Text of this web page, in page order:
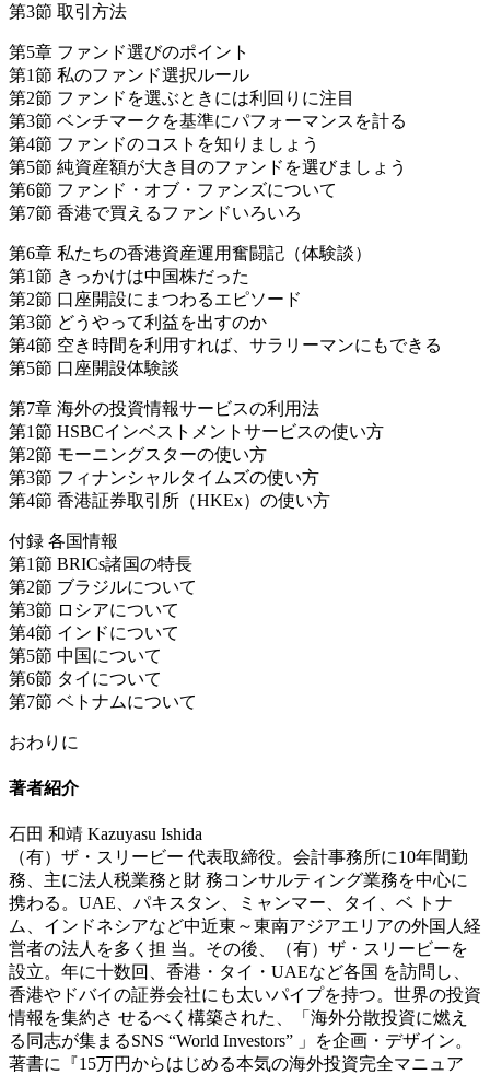
第3節 取引方法
第5章 ファンド選びのポイント
第1節 私のファンド選択ルール
第2節 ファンドを選ぶときには利回りに注目
第3節 ベンチマークを基準にパフォーマンスを計る
第4節 ファンドのコストを知りましょう
第5節 純資産額が大き目のファンドを選びましょう
第6節 ファンド・オブ・ファンズについて
第7節 香港で買えるファンドいろいろ
第6章 私たちの香港資産運用奮闘記（体験談）
第1節 きっかけは中国株だった
第2節 口座開設にまつわるエピソード
第3節 どうやって利益を出すのか
第4節 空き時間を利用すれば、サラリーマンにもできる
第5節 口座開設体験談
第7章 海外の投資情報サービスの利用法
第1節 HSBCインベストメントサービスの使い方
第2節 モーニングスターの使い方
第3節 フィナンシャルタイムズの使い方
第4節 香港証券取引所（HKEx）の使い方
付録 各国情報
第1節 BRICs諸国の特長
第2節 ブラジルについて
第3節 ロシアについて
第4節 インドについて
第5節 中国について
第6節 タイについて
第7節 ベトナムについて
おわりに
著者紹介
石田 和靖 Kazuyasu Ishida
（有）ザ・スリービー 代表取締役。会計事務所に10年間勤
務、主に法人税業務と財 務コンサルティング業務を中心に
携わる。UAE、パキスタン、ミャンマー、タイ、ベ トナ
ム、インドネシアなど中近東～東南アジアエリアの外国人経
営者の法人を多く担 当。その後、（有）ザ・スリービーを
設立。年に十数回、香港・タイ・UAEなど各国 を訪問し、
香港やドバイの証券会社にも太いパイプを持つ。世界の投資
情報を集約さ せるべく構築された、「海外分散投資に燃え
る同志が集まるSNS “World Investors” 」を企画・デザイン。
著書に『15万円からはじめる本気の海外投資完全マニュア